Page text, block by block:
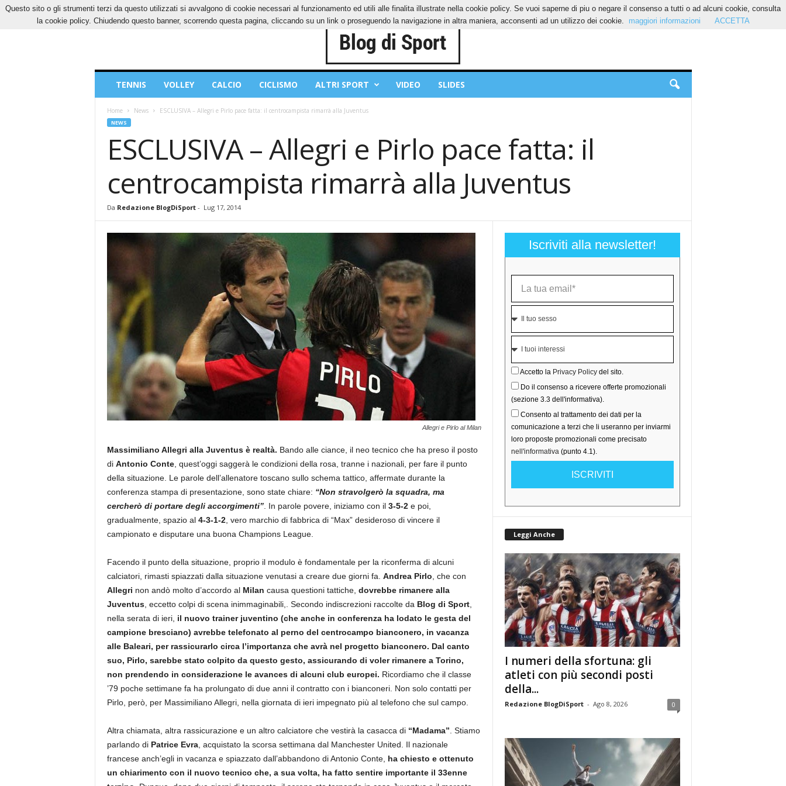
SABATO, 8 AGOSTO 2026 CONTATTI COOKIES PRIVACY POLICY
Sport
TENNIS VOLLEY CALCIO CICLISMO ALTRI SPORT VIDEO SLIDES
Home News ESCLUSIVA – Allegri e Pirlo pace fatta: il centrocampista rimarrà alla Juventus
NEWS
ESCLUSIVA – Allegri e Pirlo pace fatta: il
centrocampista rimarrà alla Juventus
Da Redazione BlogDiSport- Lug 17, 2014
Allegri e Pirlo al Milan
Massimiliano Allegri alla Juventus è realtà. Bando alle ciance, il neo tecnico che ha preso il posto
di Antonio Conte, quest’oggi saggerà le condizioni della rosa, tranne i nazionali, per fare il punto
della situazione. Le parole dell’allenatore toscano sullo schema tattico, affermate durante la
conferenza stampa di presentazione, sono state chiare: “Non stravolgerò la squadra, ma
cercherò di portare degli accorgimenti”. In parole povere, iniziamo con il 3-5-2e poi,
gradualmente, spazio al 4-3-1-2, vero marchio di fabbrica di “Max” desideroso di vincere il
campionato e disputare una buona Champions League.
Facendo il punto della situazione, proprio il modulo è fondamentale per la riconferma di alcuni
calciatori, rimasti spiazzati dalla situazione venutasi a creare due giorni fa. Andrea Pirlo , che con
Allegri non andò molto d’accordo al Milan causa questioni tattiche, dovrebbe rimanere alla
Juventus, eccetto colpi di scena inimmaginabili,. Secondo indiscrezioni raccolte da Blog di Sport,
nella serata di ieri, il nuovo trainer juventino (che anche in conferenza ha lodato le gesta del
campione bresciano) avrebbe telefonato al perno del centrocampo bianconero, in vacanza
alle Baleari, per rassicurarlo circa l’importanza che avrà nel progetto bianconero. Dal canto
suo, Pirlo, sarebbe stato colpito da questo gesto, assicurando di voler rimanere a Torino,
non prendendo in considerazione le avances di alcuni club europei. Ricordiamo che il classe
’79 poche settimane fa ha prolungato di due anni il contratto con i bianconeri. Non solo contatti per
Pirlo, però, per Massimiliano Allegri, nella giornata di ieri impegnato più al telefono che sul campo.
Altra chiamata, altra rassicurazione e un altro calciatore che vestirà la casacca di “Madama” . Stiamo
parlando di Patrice Evra, acquistato la scorsa settimana dal Manchester United. Il nazionale
francese anch’egli in vacanza e spiazzato dall’abbandono di Antonio Conte, ha chiesto e ottenuto
un chiarimento con il nuovo tecnico che, a sua volta, ha fatto sentire importante il 33enne
Iscriviti alla newsletter!
Accetto la Privacy Policydel sito.
Do il consenso a ricevere offerte promozionali
(sezione 3.3 dell'informativa).
Consento al trattamento dei dati per la
comunicazione a terzi che li useranno per inviarmi
loro proposte promozionali come precisato
nell'informativa(punto 4.1).
ISCRIVITI
Leggi Anche
I numeri della sfortuna: gli
atleti con più secondi posti
della...
Redazione BlogDiSport - Ago 8, 2026 0
Questo sito o gli strumenti terzi da questo utilizzati si avvalgono di cookie necessari al funzionamento ed utili alle finalita illustrate nella cookie policy. Se vuoi saperne di piu o negare il consenso a tutti o ad alcuni cookie, consulta
la cookie policy. Chiudendo questo banner, scorrendo questa pagina, cliccando su un link o proseguendo la navigazione in altra maniera, acconsenti ad un utilizzo dei cookie.
maggiori informazioni ACCETTA